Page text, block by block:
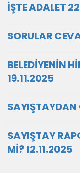
İŞTE ADALET
SORULAR
BELEDİYENİN
19.11.2025
SAYIŞTAYDAN
SAYIŞTAY
Mİ? 12.11.2025